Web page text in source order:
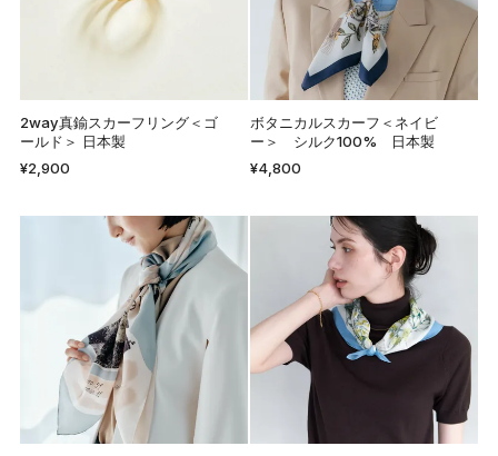
2way真鍮スカーフリング＜ゴ
ールド＞ 日本製
¥2,900
ボタニカルスカーフ＜ネイビ
ー＞ シルク100% 日本製
¥4,800